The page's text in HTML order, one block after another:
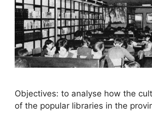
Objectives: to analyse how the
of the popular libraries in the